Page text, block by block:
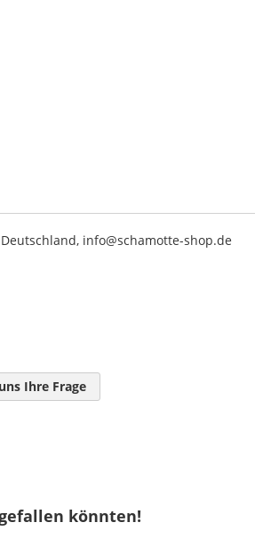
info@schamotte-shop.de
Ihre Frage
könnten!